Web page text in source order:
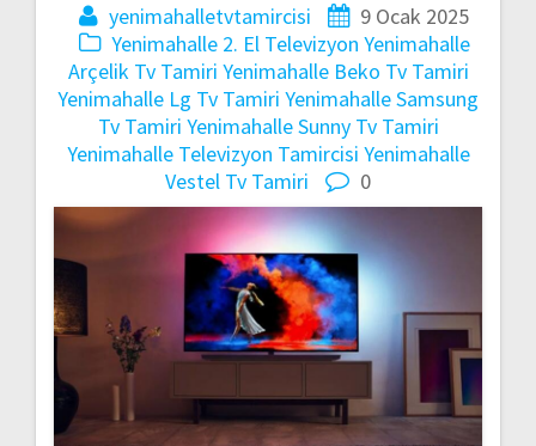
yenimahalletvtamircisi
9 Ocak 2025
Yenimahalle 2. El Televizyon Yenimahalle
Arçelik Tv Tamiri Yenimahalle Beko Tv Tamiri
Yenimahalle Lg Tv Tamiri Yenimahalle Samsung
Tv Tamiri Yenimahalle Sunny Tv Tamiri
Yenimahalle Televizyon Tamircisi Yenimahalle
Vestel Tv Tamiri
0